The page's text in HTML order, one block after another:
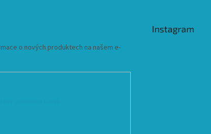
o nových produktech na našem e-
Instagram